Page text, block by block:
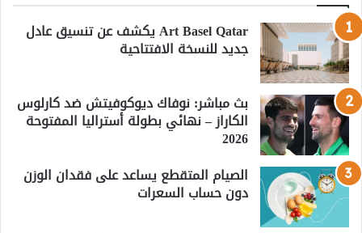
Art Basel Qatar يكشف عن تنسيق عادل
جديد للنسخة الافتتاحية
بث مباشر: نوفاك ديوكوفيتش ضد كارلوس
الكاراز – نهائي بطولة أستراليا المفتوحة
2026
الصيام المتقطع يساعد على فقدان الوزن
دون حساب السعرات